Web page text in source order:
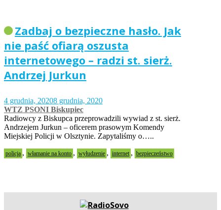
Zadbaj o bezpieczne hasło. Jak
nie paść ofiarą oszusta
internetowego – radzi st. sierż.
Andrzej Jurkun
4 grudnia, 20208 grudnia, 2020
WTZ PSONI Biskupiec
Radiowcy z Biskupca przeprowadzili wywiad z st. sierż.
Andrzejem Jurkun – oficerem prasowym Komendy
Miejskiej Policji w Olsztynie. Zapytaliśmy o…..
policja , włamanie na konto , wyłudzenie , internet , bezpieczeństwo